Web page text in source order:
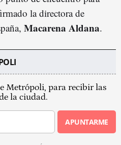
la directora de
Macarena Aldana.
Metrópoli, para recibir las
la ciudad.
APUNTARME